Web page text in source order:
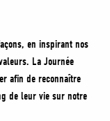
en inspirant nos
La Journée
afin de reconnaître
de leur vie sur notre